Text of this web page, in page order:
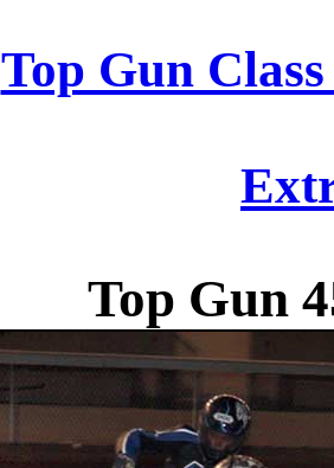
Top Gun
Top Gun